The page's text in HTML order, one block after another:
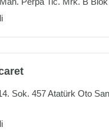
Sok. 457 Atatürk Oto